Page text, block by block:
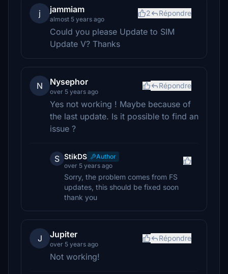
j jammiam
almost 5 years ago
2 Répondre
Could you please Update to SIM
Update V? Thanks
N Nysephor
over 5 years ago
Répondre
Yes not working ! Maybe because of
the last update. Is it possible to find an
issue ?
S StikDS
Author
over 5 years ago
Sorry, the problem comes from FS
updates, this should be fixed soon
thank you
J Jupiter
over 5 years ago
Répondre
Not working!